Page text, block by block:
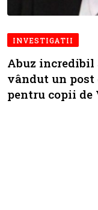
INVESTIGATII
Abuz incredibil
vândut un post
pentru copii de